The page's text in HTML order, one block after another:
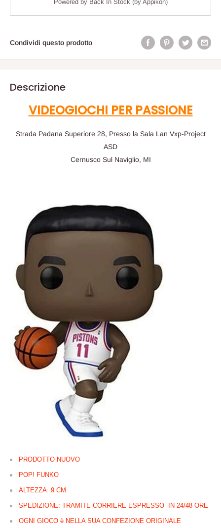
Powered by Back In Stock (by Appikon)
Condividi questo prodotto
Descrizione
VIDEOGIOCHI PER PASSIONE
Strada Padana Superiore 28, Presso la Sala Lan Vxp-Project
ASD
Cernusco Sul Naviglio, MI
PRODOTTO NUOVO
POP! FUNKO
ALTEZZA: 9 CM
SPEDIZIONE: TRAMITE CORRIERE ESPRESSO IN 24/48 ORE
OGNI GIOCO è NELLA SUA CONFEZIONE ORIGINALE